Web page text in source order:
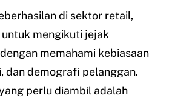
di sektor retail,
mengikuti jejak
memahami kebiasaan
dan demografi pelanggan.
perlu diambil adalah